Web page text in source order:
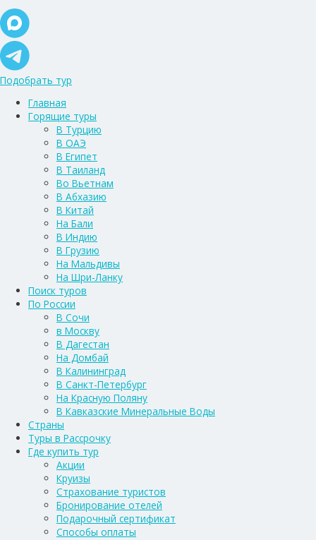
Подобрать тур
Главная
Горящие туры
В Турцию
В ОАЭ
В Египет
В Таиланд
Во Вьетнам
В Абхазию
В Китай
На Бали
В Индию
В Грузию
На Мальдивы
На Шри-Ланку
Поиск туров
По России
В Сочи
в Москву
В Дагестан
На Домбай
В Калининград
В Санкт-Петербург
На Красную Поляну
В Кавказские Минеральные Воды
Страны
Туры в Рассрочку
Где купить тур
Акции
Круизы
Страхование туристов
Бронирование отелей
Подарочный сертификат
Способы оплаты